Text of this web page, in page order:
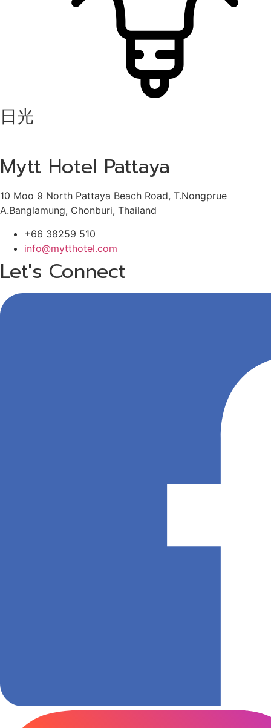
日光
Mytt Hotel Pattaya
10 Moo 9 North Pattaya Beach Road, T.Nongprue
A.Banglamung, Chonburi, Thailand
+66 38259 510
info@mytthotel.com
Let's Connect